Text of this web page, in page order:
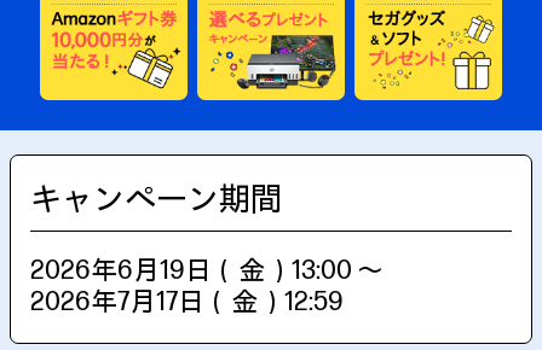
キャンペーン期間
2026年6月19日（金）13:00 ～
2026年7月17日（金）12:59